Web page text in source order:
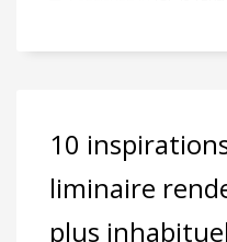
10
liminaire
plus